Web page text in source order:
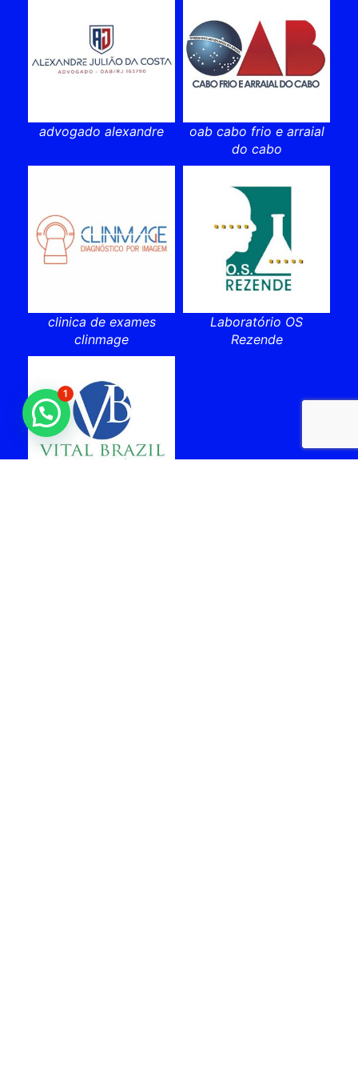
advogado alexandre
oab cabo frio e arraial
do cabo
clinica de exames
clinmage
Laboratório OS
Rezende
1